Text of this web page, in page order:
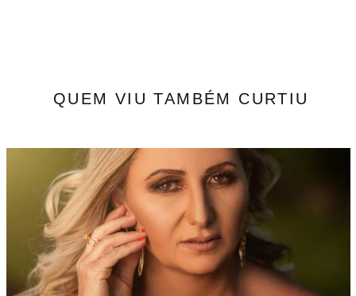
QUEM VIU TAMBÉM CURTIU